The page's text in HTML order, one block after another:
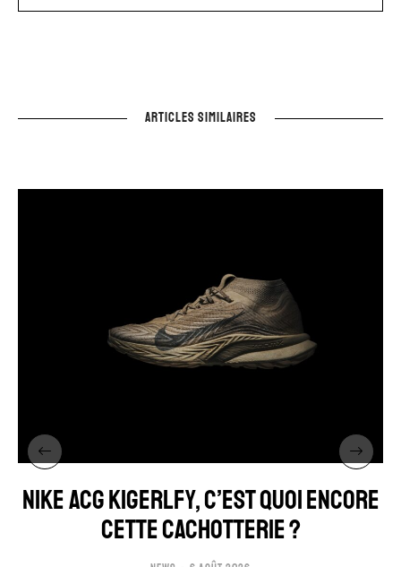
ARTICLES SIMILAIRES
NIKE ACG KIGERLFY, C’EST QUOI ENCORE
CETTE CACHOTTERIE ?